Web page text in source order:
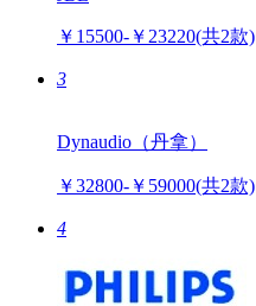
￥15500-￥23220(共2款)
3
Dynaudio（丹拿）
￥32800-￥59000(共2款)
4